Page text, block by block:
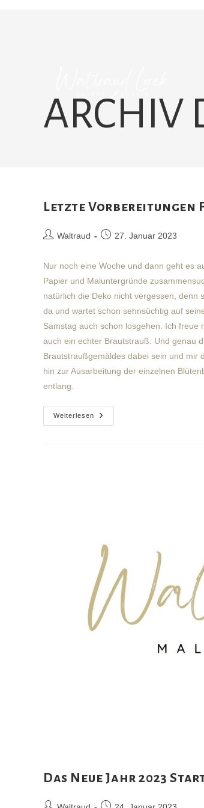
ARCHIV
Letzte Vorbereitungen
Beitrags-
Waltraud
Beitrag27. Januar 2023
Nur noch eine Woche und dann geht es
Papier und Maluntergründe
natürlich die Deko nicht vergessen, denn
da und wartet schon sehnsüchtig auf
Samstag auch schon losgehen. Ich freue
auch ein echter Brautstrauß. Und genau
Brautstraußgemäldes dabei sein und mir
hin zur Ausarbeitung der einzelnen
entlang.
Weiterlesen
Letzte
Vorbereitungen
Das Neue Jahr 2023
Beitrags- Beitrag